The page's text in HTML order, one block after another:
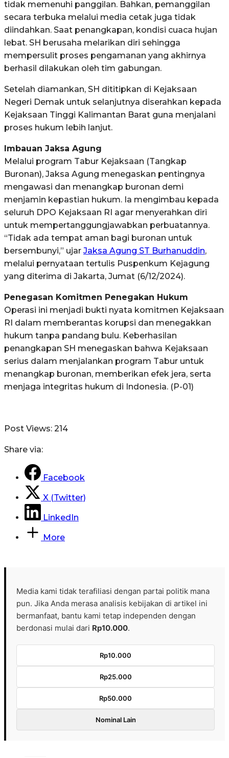
tidak memenuhi panggilan. Bahkan, pemanggilan
secara terbuka melalui media cetak juga tidak
diindahkan. Saat penangkapan, kondisi cuaca hujan
lebat. SH berusaha melarikan diri sehingga
mempersulit proses pengamanan yang akhirnya
berhasil dilakukan oleh tim gabungan.
Setelah diamankan, SH dititipkan di Kejaksaan
Negeri Demak untuk selanjutnya diserahkan kepada
Kejaksaan Tinggi Kalimantan Barat guna menjalani
proses hukum lebih lanjut.
Imbauan Jaksa Agung
Melalui program Tabur Kejaksaan (Tangkap
Buronan), Jaksa Agung menegaskan pentingnya
mengawasi dan menangkap buronan demi
menjamin kepastian hukum. Ia mengimbau kepada
seluruh DPO Kejaksaan RI agar menyerahkan diri
untuk mempertanggungjawabkan perbuatannya.
“Tidak ada tempat aman bagi buronan untuk
bersembunyi,” ujar Jaksa Agung ST Burhanuddin,
melalui pernyataan tertulis Puspenkum Kejagung
yang diterima di Jakarta, Jumat (6/12/2024).
Penegasan Komitmen Penegakan Hukum
Operasi ini menjadi bukti nyata komitmen Kejaksaan
RI dalam memberantas korupsi dan menegakkan
hukum tanpa pandang bulu. Keberhasilan
penangkapan SH menegaskan bahwa Kejaksaan
serius dalam menjalankan program Tabur untuk
menangkap buronan, memberikan efek jera, serta
menjaga integritas hukum di Indonesia. (P-01)
Post Views: 214
Share via:
Facebook
X (Twitter)
LinkedIn
More
Media kami tidak terafiliasi dengan partai politik mana
pun. Jika Anda merasa analisis kebijakan di artikel ini
bermanfaat, bantu kami tetap independen dengan
berdonasi mulai dari Rp10.000.
Rp10.000
Rp25.000
Rp50.000
Nominal Lain